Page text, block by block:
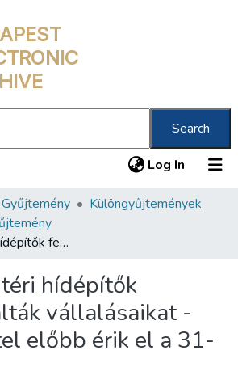
Search
Log In (current)
Különgyűjtemények
A Boráros-téri hídépítők felülvizsgálták vállalásaikat - három héttel előbb érik el a 31-es pontot
hídépítők
vállalásaikat -
előbb érik el a 31-